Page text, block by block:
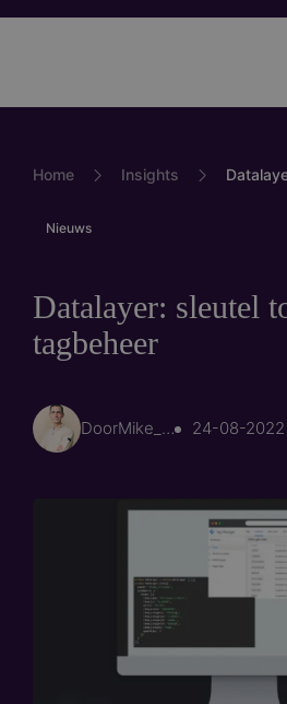
Overslaan
Home Insights
Nieuws
Datalayer: sleutel
tagbeheer
Door Mike_Bouwman 24-08-2022